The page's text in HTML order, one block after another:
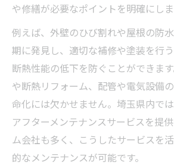
埼玉県リフォーム会社ラン
方
補助金も活用できる耐久リフォ
リフォーム補助金を賢く使
識
埼玉リフォーム補助金最新
ツ
や修繕が必要なポイントを明確にしま
例えば、外壁のひび割れや屋根の防
期に発見し、適切な補修や塗装を行
断熱性能の低下を防ぐことができま
や断熱リフォーム、配管や電気設備
命化には欠かせません。埼玉県内で
アフターメンテナンスサービスを提
ム会社も多く、こうしたサービスを
的なメンテナンスが可能です。